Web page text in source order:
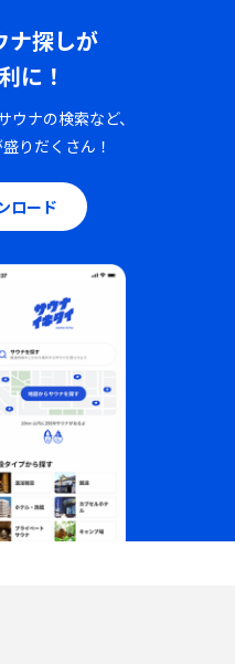
ナ探しが
に！
ナの検索など、
りだくさん！
ロード